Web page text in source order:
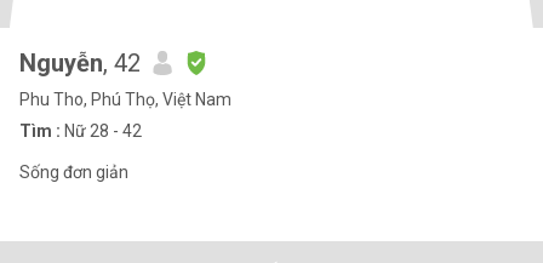
Nguyễn, 42
Phu Tho, Phú Thọ, Việt Nam
Tìm : Nữ 28 - 42
Sống đơn giản